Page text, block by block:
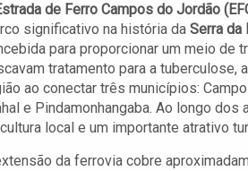
de Ferro Campos do Jordão
significativo na história da Serra da
para proporcionar um meio de
tratamento para a tuberculose,
ao conectar três municípios:
e Pindamonhangaba. Ao longo
local e um importante atrativo
da ferrovia cobre